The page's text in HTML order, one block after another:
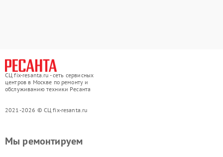
СЦ fix-resanta.ru - сеть сервисных
центров в Москве по ремонту и
обслуживанию техники Ресанта
2021-2026 © СЦ fix-resanta.ru
Мы ремонтируем